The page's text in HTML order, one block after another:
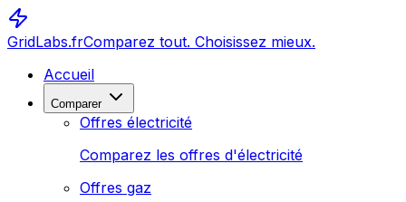
GridLabs.frComparez tout. Choisissez mieux.
Accueil
Comparer
Offres électricité
Comparez les offres d'électricité
Offres gaz